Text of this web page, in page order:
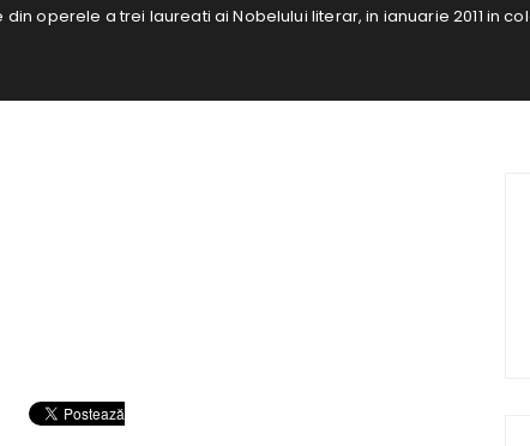
operele a trei laureati ai Nobelului literar, in ianuarie 2011 in